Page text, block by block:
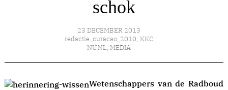
schok
23 DECEMBER 2013
redactie_curacao_2010_KKC
NU.NL, MEDIA
Wetenschappers van de Radboud